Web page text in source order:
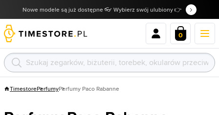
Nowe modele są już dostępne 👓 Wybierz swój ulubiony 👉
0
TimestorePerfumyPerfumy Paco Rabanne